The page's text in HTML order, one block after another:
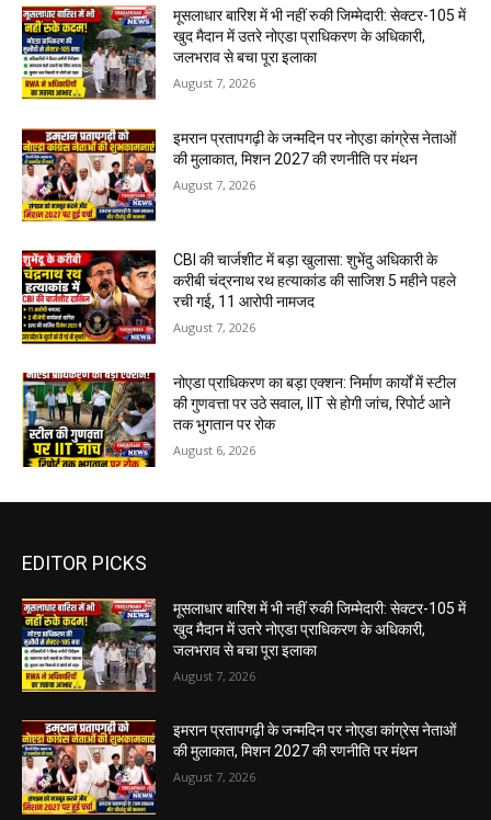
मूसलाधार बारिश में भी नहीं रुकी जिम्मेदारी: सेक्टर-105 में
खुद मैदान में उतरे नोएडा प्राधिकरण के अधिकारी,
जलभराव से बचा पूरा इलाका
August 7, 2026
इमरान प्रतापगढ़ी के जन्मदिन पर नोएडा कांग्रेस नेताओं
की मुलाकात, मिशन 2027 की रणनीति पर मंथन
August 7, 2026
CBI की चार्जशीट में बड़ा खुलासा: शुभेंदु अधिकारी के
करीबी चंद्रनाथ रथ हत्याकांड की साजिश 5 महीने पहले
रची गई, 11 आरोपी नामजद
August 7, 2026
नोएडा प्राधिकरण का बड़ा एक्शन: निर्माण कार्यों में स्टील
की गुणवत्ता पर उठे सवाल, IIT से होगी जांच, रिपोर्ट आने
तक भुगतान पर रोक
August 6, 2026
EDITOR PICKS
मूसलाधार बारिश में भी नहीं रुकी जिम्मेदारी: सेक्टर-105 में
खुद मैदान में उतरे नोएडा प्राधिकरण के अधिकारी,
जलभराव से बचा पूरा इलाका
August 7, 2026
इमरान प्रतापगढ़ी के जन्मदिन पर नोएडा कांग्रेस नेताओं
की मुलाकात, मिशन 2027 की रणनीति पर मंथन
August 7, 2026